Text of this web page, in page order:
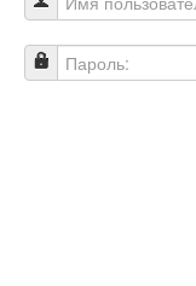
Имя пользователя
Пароль: